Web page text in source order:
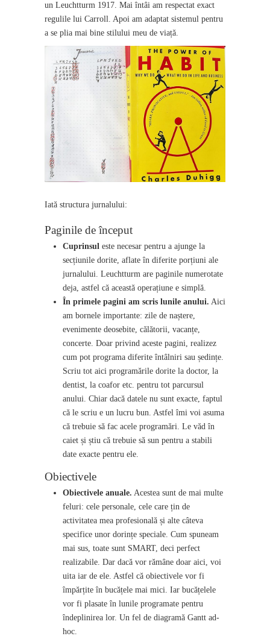
un Leuchtturm 1917. Mai întâi am respectat exact
regulile lui Carroll. Apoi am adaptat sistemul pentru
a se plia mai bine stilului meu de viață.
Iată structura jurnalului:
Paginile de început
Cuprinsul este necesar pentru a ajunge la
secțiunile dorite, aflate în diferite porțiuni ale
jurnalului. Leuchtturm are paginile numerotate
deja, astfel că această operațiune e simplă.
În primele pagini am scris lunile anului. Aici
am bornele importante: zile de naștere,
evenimente deosebite, călătorii, vacanțe,
concerte. Doar privind aceste pagini, realizez
cum pot programa diferite întâlniri sau ședințe.
Scriu tot aici programările dorite la doctor, la
dentist, la coafor etc. pentru tot parcursul
anului. Chiar dacă datele nu sunt exacte, faptul
că le scriu e un lucru bun. Astfel îmi voi asuma
că trebuie să fac acele programări. Le văd în
caiet și știu că trebuie să sun pentru a stabili
date exacte pentru ele.
Obiectivele
Obiectivele anuale. Acestea sunt de mai multe
feluri: cele personale, cele care țin de
activitatea mea profesională și alte câteva
specifice unor dorințe speciale. Cum spuneam
mai sus, toate sunt SMART, deci perfect
realizabile. Dar dacă vor rămâne doar aici, voi
uita iar de ele. Astfel că obiectivele vor fi
împărțite în bucățele mai mici. Iar bucățelele
vor fi plasate în lunile programate pentru
îndeplinirea lor. Un fel de diagramă Gantt ad-
hoc.